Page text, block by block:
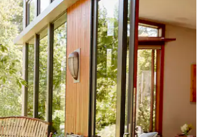
スワイプして検索結果を確認することができます。